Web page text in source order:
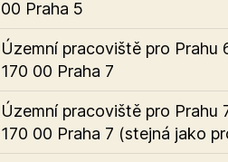
00 Praha 5
Územní pracoviště pro Prahu
170 00 Praha 7
Územní pracoviště pro Prahu
170 00 Praha 7 (stejná jako